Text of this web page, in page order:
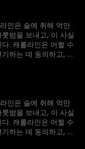
인은 술에 취해 억만
밤을 보내고, 이 사실
. 캐롤라인은 어쩔 수
하는 데 동의하고, 둘
인은 술에 취해 억만
밤을 보내고, 이 사실
. 캐롤라인은 어쩔 수
하는 데 동의하고, 둘